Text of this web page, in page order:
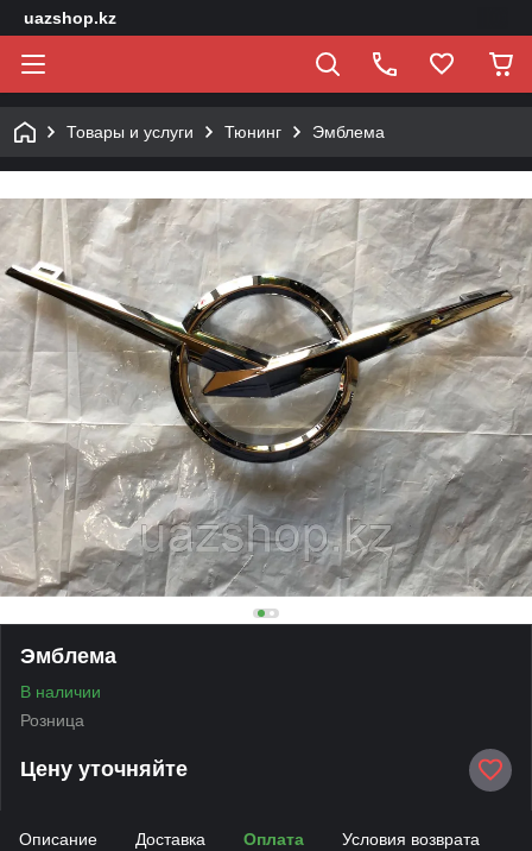
uazshop.kz
Товары и услуги Тюнинг Эмблема
Эмблема
В наличии
Розница
Цену уточняйте
Описание Доставка Оплата Условия возврата